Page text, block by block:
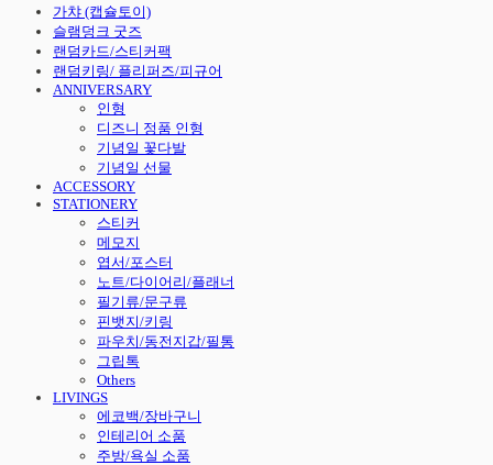
가챠 (캡슐토이)
슬램덩크 굿즈
랜덤카드/스티커팩
랜덤키링/ 플리퍼즈/피규어
ANNIVERSARY
인형
디즈니 정품 인형
기념일 꽃다발
기념일 선물
ACCESSORY
STATIONERY
스티커
메모지
엽서/포스터
노트/다이어리/플래너
필기류/문구류
핀뱃지/키링
파우치/동전지갑/필통
그립톡
Others
LIVINGS
에코백/장바구니
인테리어 소품
주방/욕실 소품